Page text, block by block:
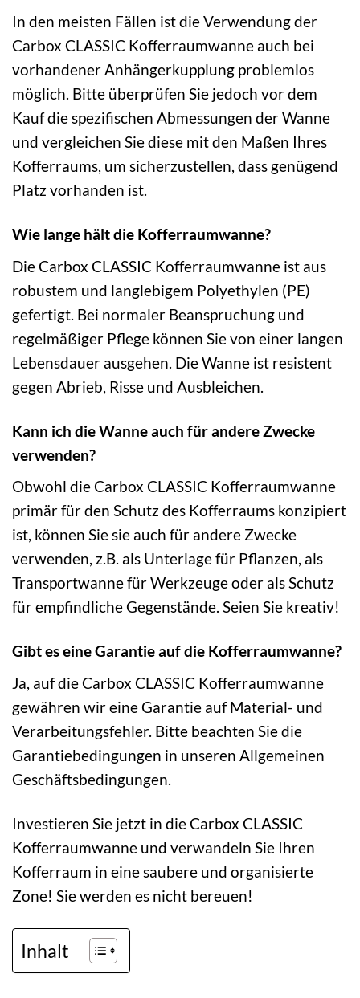
In den meisten Fällen ist die Verwendung der
Carbox CLASSIC Kofferraumwanne auch bei
vorhandener Anhängerkupplung problemlos
möglich. Bitte überprüfen Sie jedoch vor dem
Kauf die spezifischen Abmessungen der Wanne
und vergleichen Sie diese mit den Maßen Ihres
Kofferraums, um sicherzustellen, dass genügend
Platz vorhanden ist.
Wie lange hält die Kofferraumwanne?
Die Carbox CLASSIC Kofferraumwanne ist aus
robustem und langlebigem Polyethylen (PE)
gefertigt. Bei normaler Beanspruchung und
regelmäßiger Pflege können Sie von einer langen
Lebensdauer ausgehen. Die Wanne ist resistent
gegen Abrieb, Risse und Ausbleichen.
Kann ich die Wanne auch für andere Zwecke
verwenden?
Obwohl die Carbox CLASSIC Kofferraumwanne
primär für den Schutz des Kofferraums konzipiert
ist, können Sie sie auch für andere Zwecke
verwenden, z.B. als Unterlage für Pflanzen, als
Transportwanne für Werkzeuge oder als Schutz
für empfindliche Gegenstände. Seien Sie kreativ!
Gibt es eine Garantie auf die Kofferraumwanne?
Ja, auf die Carbox CLASSIC Kofferraumwanne
gewähren wir eine Garantie auf Material- und
Verarbeitungsfehler. Bitte beachten Sie die
Garantiebedingungen in unseren Allgemeinen
Geschäftsbedingungen.
Investieren Sie jetzt in die Carbox CLASSIC
Kofferraumwanne und verwandeln Sie Ihren
Kofferraum in eine saubere und organisierte
Zone! Sie werden es nicht bereuen!
Inhalt